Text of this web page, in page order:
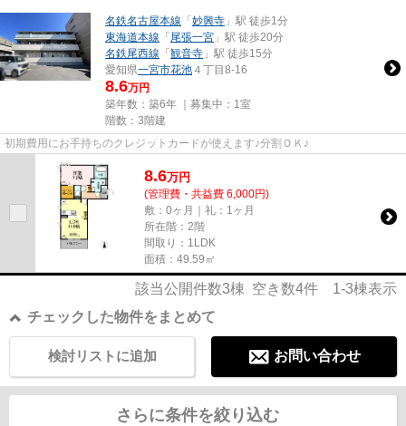
名鉄名古屋本線 「 妙興寺 」駅 徒歩1分
東海道本線 「 尾張一宮 」駅 徒歩20分
名鉄尾西線 「 観音寺 」駅 徒歩15分
愛知県一宮市花池 ４丁目8-16
8.6万円
築年数：築6年 ｜募集中： 1室
階数：3階建
初期費用にお手持ちのクレジットカードが使えます♪分割ＯＫ♪
8.6万円
(管理費・共益費 6,000円)
敷：0ヶ月｜礼：1ヶ月
所在階：2階
間取り：1LDK
面積：49.59㎡
該当公開件数3棟 空き数4件 1-3棟表示
チェックした物件をまとめて
お問い合わせ
検討リストに追加
さらに条件を絞り込む